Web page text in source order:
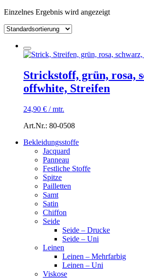
Einzelnes Ergebnis wird angezeigt
Strickstoff, grün, rosa,
offwhite, Streifen
24,90 € /mtr.
Art.Nr.: 80-0508
Bekleidungsstoffe
Jacquard
Panneau
Festliche Stoffe
Spitze
Pailletten
Samt
Satin
Chiffon
Seide
Seide – Drucke
Seide – Uni
Leinen
Leinen – Mehrfarbig
Leinen – Uni
Viskose